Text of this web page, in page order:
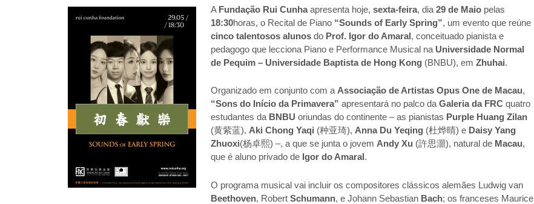
A Fundação Rui Cunhaapresenta hoje,sexta-feira, dia29 de Maio pelas
18:30horas, o Recital de Piano “Sounds of Early Spring”, um evento que reúne
cinco talentosos alunos do Prof. Igor do Amaral, conceituado pianista e
pedagogo que lecciona Piano e Performance Musical na Universidade Normal
de Pequim – Universidade Baptista de Hong Kong (BNBU), emZhuhai.
Organizado em conjunto com aAssociação de Artistas Opus One de Macau,
“Sons do Início da Primavera” apresentará no palco daGaleria da FRC quatro
estudantes da BNBU oriundas do continente – as pianistas Purple Huang Zilan
(黄紫蓝),Aki Chong Yaqi (种亚琦),Anna Du Yeqing (杜烨晴) e Daisy Yang
Zhuoxi(杨卓熙) –, a que se junta o jovemAndy Xu (許思灝), natural de Macau,
que é aluno privado de Igor do Amaral .
O programa musical vai incluir os compositores clássicos alemães Ludwig van
Beethoven, RobertSchumann, e Johann Sebastian Bach; os franceses Maurice